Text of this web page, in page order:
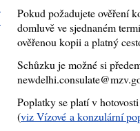
Pokud požadujete ověření
domluvě ve sjednaném
ověřenou kopii a platný
Schůzku je možné si
Poplatky se platí v
(viz Vízové a konzulární